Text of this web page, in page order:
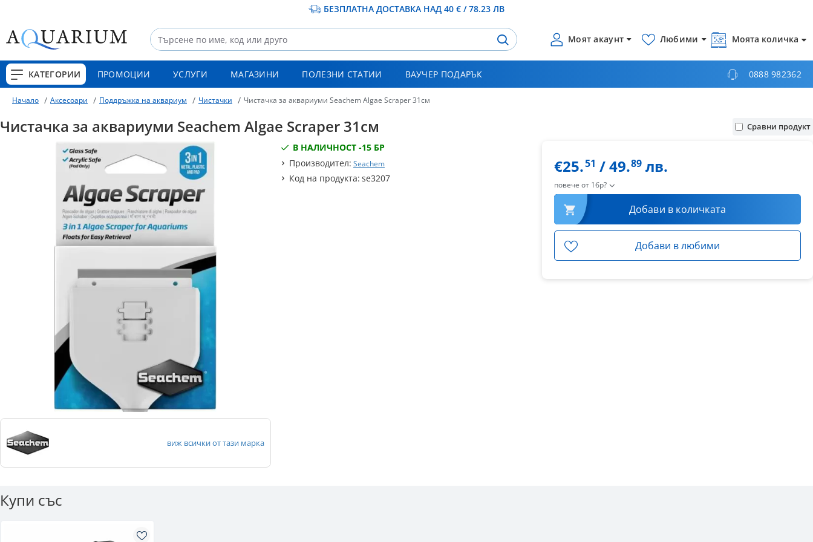
БЕЗПЛАТНА ДОСТАВКА НАД 40 € / 78.23 ЛВ
Моят акаунт Любими Моята количка
КАТЕГОРИИ ПРОМОЦИИ УСЛУГИ МАГАЗИНИ ПОЛЕЗНИ СТАТИИ ВАУЧЕР ПОДАРЪК 0888 982362
Начало Аксесоари Поддръжка на аквариум Чистачки Чистачка за аквариуми Seachem Algae Scraper 31см
Чистачка за аквариуми Seachem Algae Scraper 31см Сравни продукт
виж всички от тази марка
В НАЛИЧНОСТ -15 БР
Производител: Seachem
Код на продукта: se3207
€25.51 / 49.89 лв.
повече от 1бр?
Добави в количката
Добави в любими
Купи със